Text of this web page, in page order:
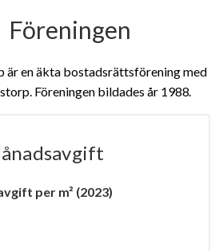
Föreningen
är en äkta bostadsrättsförening med
Föreningen bildades år 1988
per m² (2023)